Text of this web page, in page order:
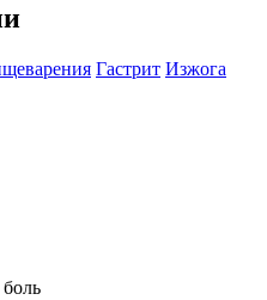
Гастрит Изжога